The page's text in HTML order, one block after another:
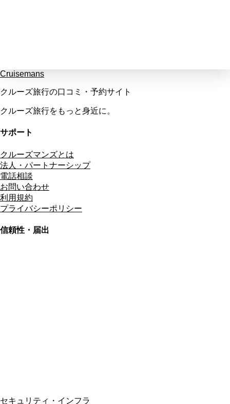
Cruisemans
クルーズ旅行の口コミ・予約サイト
クルーズ旅行をもっと身近に。
サポート
クルーズマンズとは
法人・パートナーシップ
電話相談
お問い合わせ
利用規約
プライバシーポリシー
信頼性・届出
セキュリティ・インフラ